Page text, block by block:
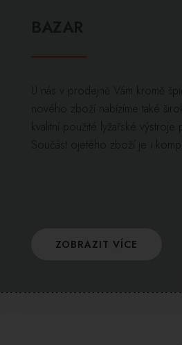
U nás v prodejně Vám kromě
nového zboží nabízíme také
kvalitní použité lyžařské
Součást ojetého zboží je i
ZOBRAZIT VÍCE